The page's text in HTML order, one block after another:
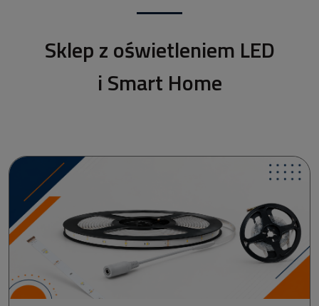
Sklep z oświetleniem LED
i Smart Home